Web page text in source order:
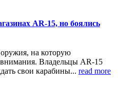
AR-15, но боялись
на которую
Владельцы AR-15
свои карабины... read more